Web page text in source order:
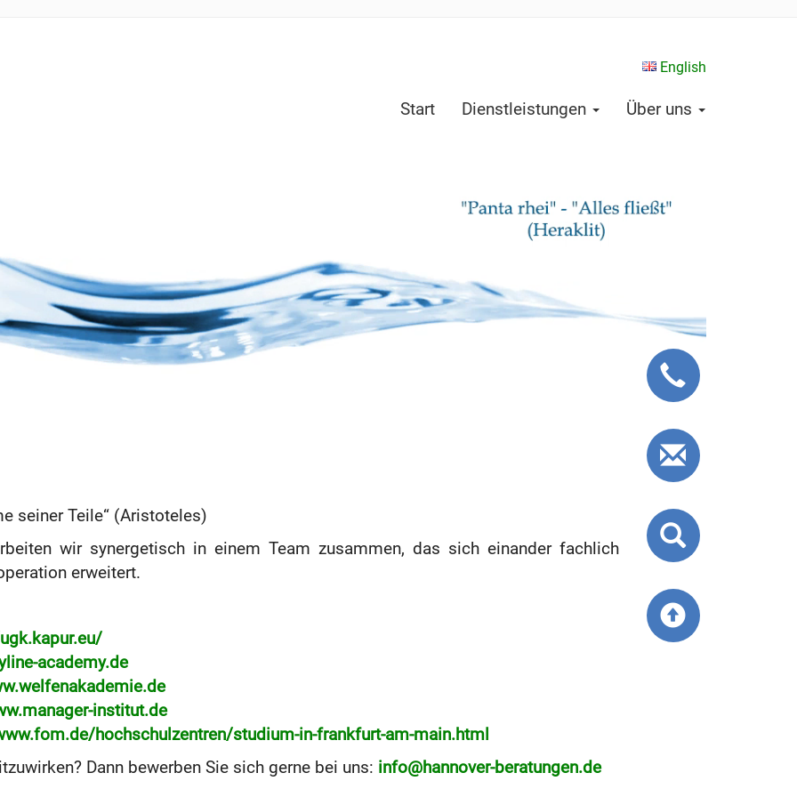
English
Start Dienstleistungen Über uns
seiner Teile“ (Aristoteles)
wir synergetisch in einem Team zusammen, das sich einander fachlich
erweitert.
academy.de
institut.de
hochschulzentren/studium-in-frankfurt-am-main.html
Dann bewerben Sie sich gerne bei uns: info@hannover-beratungen.de
Callback
anfordern
Website
Hoch
zum